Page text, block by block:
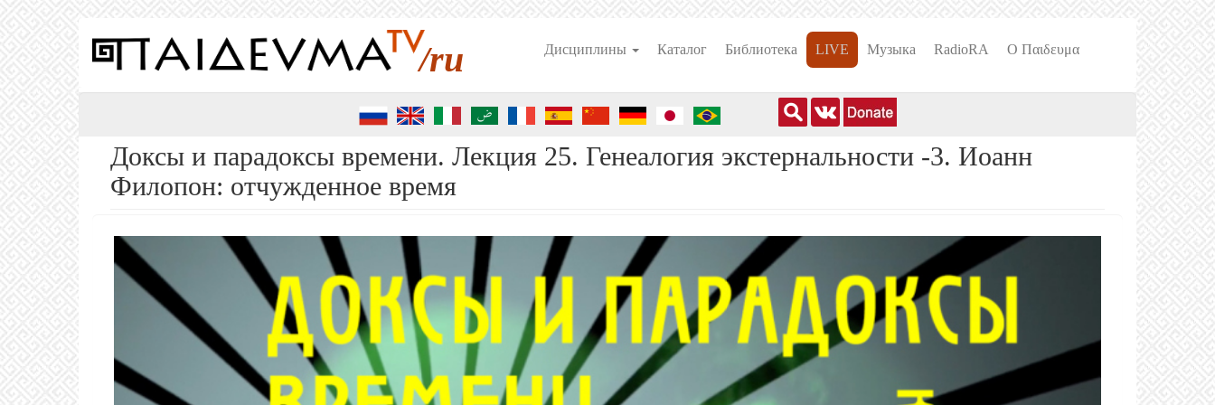
Перейти
основному
содержанию
/ru Дисциплины Каталог Библиотека LIVE Музыка RadioRA О Пαιδευμα
Доксы и парадоксы времени. Лекция 25. Генеалогия экстернальности -3. Иоанн
Филопон: отчужденное время